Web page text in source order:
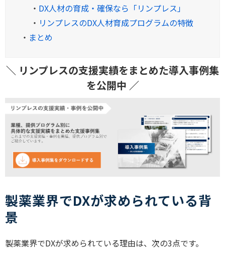
・ DX人材の育成・確保なら「リンプレス」
・ リンプレスのDX人材育成プログラムの特徴
・ まとめ
＼ リンプレスの支援実績をまとめた導入事例集
を公開中 ／
製薬業界でDXが求められている背
景
製薬業界でDXが求められている理由は、次の3点です。